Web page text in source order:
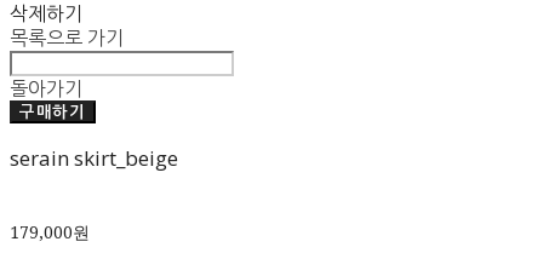
삭제하기
목록으로 가기
돌아가기
구매하기
serain skirt_beige
179,000원